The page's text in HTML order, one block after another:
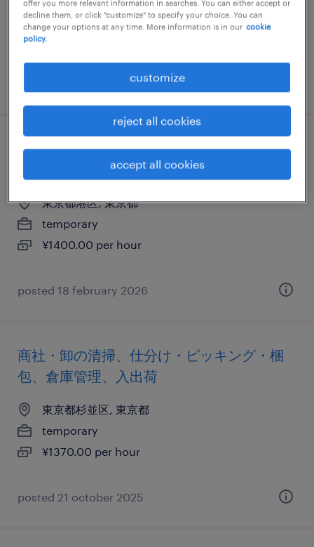
temporary
¥1500.00 per hour
介護・福祉の清掃、その他（倉庫・軽作
業）、その他（その他）
東京都港区, 東京都
temporary
¥1400.00 per hour
posted 18 february 2026
商社・卸の清掃、仕分け・ピッキング・梱
包、倉庫管理、入出荷
東京都杉並区, 東京都
temporary
¥1370.00 per hour
posted 21 october 2025
offer you more relevant information in searches. You can either accept or
decline them, or click "customize" to specify your choice. You can
change your options at any time. More information is in our cookie
policy.
customize
reject all cookies
accept all cookies